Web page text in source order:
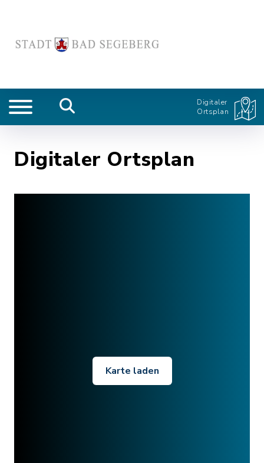
Digitaler
Ortsplan
Digitaler Ortsplan
Karte laden